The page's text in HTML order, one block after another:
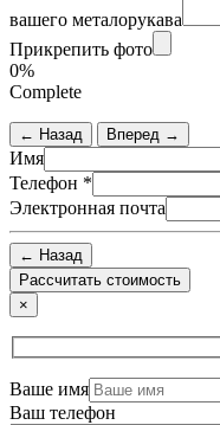
вашего металорукава
Прикрепить фото
0%
Complete
← Назад Вперед →
Имя
Телефон *
Электронная почта
← Назад
×
Ваше имя
Ваш телефон